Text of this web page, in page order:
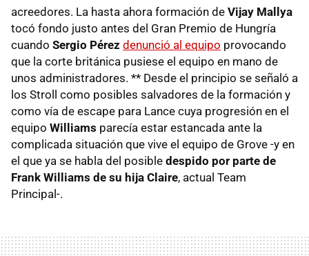
acreedores. La hasta ahora formación de Vijay Mallya
tocó fondo justo antes del Gran Premio de Hungría
cuando Sergio Pérez denunció al equipo provocando
que la corte británica pusiese el equipo en mano de
unos administradores. ** Desde el principio se señaló a
los Stroll como posibles salvadores de la formación y
como vía de escape para Lance cuya progresión en el
equipo Williams parecía estar estancada ante la
complicada situación que vive el equipo de Grove -y en
el que ya se habla del posible despido por parte de
Frank Williams de su hija Claire, actual Team
Principal-.